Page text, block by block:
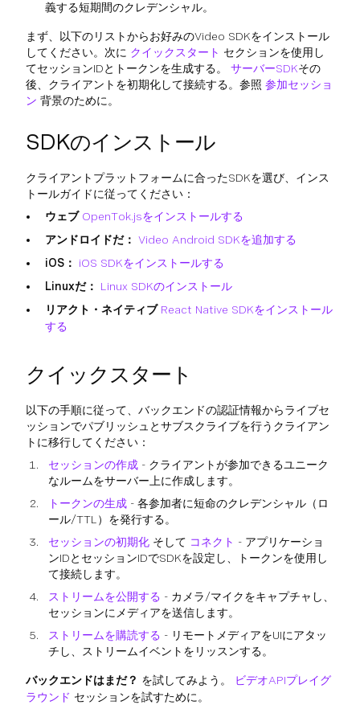
義する短期間のクレデンシャル。
まず、以下のリストからお好みのVideo SDKをインストール
してください。次に クイックスタート セクションを使用し
てセッションIDとトークンを生成する。 サーバーSDKその
後、クライアントを初期化して接続する。参照 参加セッショ
ン 背景のために。
SDKのインストール
クライアントプラットフォームに合ったSDKを選び、インス
トールガイドに従ってください：
ウェブ OpenTok.jsをインストールする
アンドロイドだ： Video Android SDKを追加する
iOS：
iOS SDKをインストールする
Linuxだ：
Linux SDKのインストール
リアクト・ネイティブ React Native SDKをインストール
する
クイックスタート
以下の手順に従って、バックエンドの認証情報からライブセ
ッションでパブリッシュとサブスクライブを行うクライアン
トに移行してください：
セッションの作成 - クライアントが参加できるユニーク
なルームをサーバー上に作成します。
トークンの生成 - 各参加者に短命のクレデンシャル（ロ
ール/TTL）を発行する。
セッションの初期化 そして コネクト - アプリケーショ
ンIDとセッションIDでSDKを設定し、トークンを使用し
て接続します。
ストリームを公開する - カメラ/マイクをキャプチャし、
セッションにメディアを送信します。
ストリームを購読する - リモートメディアをUIにアタッ
チし、ストリームイベントをリッスンする。
バックエンドはまだ？ を試してみよう。
ビデオAPIプレイグ
ラウンド セッションを試すために。